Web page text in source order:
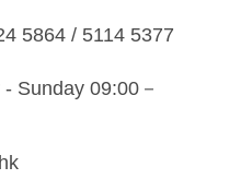
5864 / 5114 5377
Sunday 09:00－